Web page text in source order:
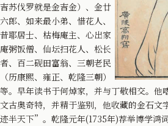
吉苏伐罗就是金吉金）、金廿
六郎、如来最小弟、惜花人、
昔耶居士、枯梅庵主、心出家
庵粥饭僧、仙坛扫花人、松长
者、百二砚田富翁、三朝老民
（历康熙、雍正、乾隆三朝）
等。早年读书于何焯家，并与丁敬相交。他
文古奥奇特，并精于鉴别，他收藏的金石
迹半天下”。乾隆元年(1735年)荐举博学鸿